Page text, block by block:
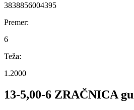
3838856004395
Premer:
6
Teža:
1.2000
13-5,00-6 ZRAČNICA